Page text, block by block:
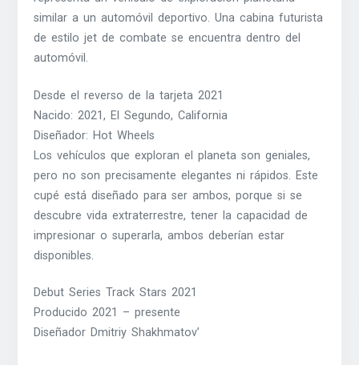
similar a un automóvil deportivo. Una cabina futurista
de estilo jet de combate se encuentra dentro del
automóvil.
Desde el reverso de la tarjeta 2021
Nacido: 2021, El Segundo, California
Diseñador: Hot Wheels
Los vehículos que exploran el planeta son geniales,
pero no son precisamente elegantes ni rápidos. Este
cupé está diseñado para ser ambos, porque si se
descubre vida extraterrestre, tener la capacidad de
impresionar o superarla, ambos deberían estar
disponibles.
Debut Series Track Stars 2021
Producido 2021 – presente
Diseñador Dmitriy Shakhmatov’